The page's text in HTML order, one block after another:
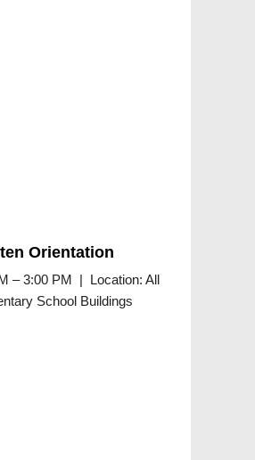
Orientation
– 3:00 PM | Location: All
School Buildings